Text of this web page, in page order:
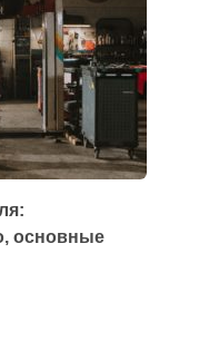
основные